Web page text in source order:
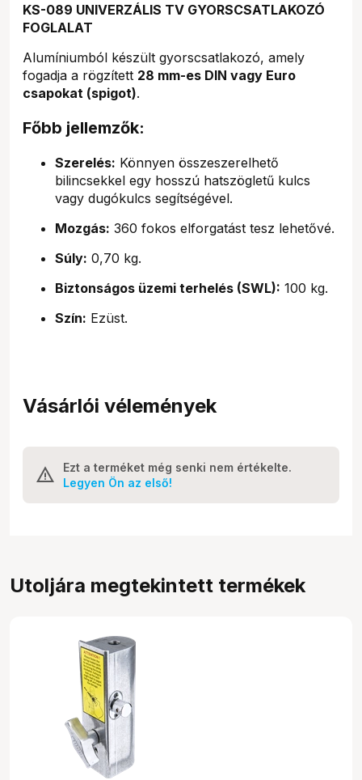
KS-089 UNIVERZÁLIS TV GYORSCSATLAKOZÓ
FOGLALAT
Alumíniumból készült gyorscsatlakozó, amely
fogadja a rögzített 28 mm-es DIN vagy Euro
csapokat (spigot).
Főbb jellemzők:
Szerelés: Könnyen összeszerelhető
bilincsekkel egy hosszú hatszögletű kulcs
vagy dugókulcs segítségével.
Mozgás: 360 fokos elforgatást tesz lehetővé.
Súly: 0,70 kg.
Biztonságos üzemi terhelés (SWL): 100 kg.
Szín: Ezüst.
Vásárlói vélemények
Ezt a terméket még senki nem értékelte.
Legyen Ön az első!
Utoljára megtekintett termékek